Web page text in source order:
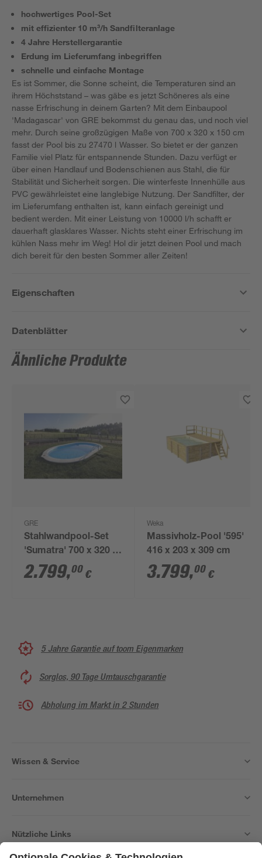
hochwertiges Pool-Set
mit effizienter 10 m³/h Sandfilteranlage
4 Jahre Herstellergarantie
Erdung im Lieferumfang inbegriffen
schnelle und einfache Montage
Es ist Sommer, die Sonne scheint, die Temperaturen sind an
ihrem Höchststand – was gäbe es jetzt Schöneres als eine
nasse Erfrischung in deinem Garten? Mit dem Einbaupool
'Madagascar' von GRE bekommst du genau das, und noch viel
mehr. Durch seine großzügigen Maße von 700 x 320 x 150 cm
fasst der Pool bis zu 27470 l Wasser. So bietet er der ganzen
Familie viel Platz für entspannende Stunden. Dazu verfügt er
über einen Handlauf und Bodenschienen aus Stahl, die für
Stabilität und Sicherheit sorgen. Die winterfeste Innenhülle aus
PVC gewährleistet eine langlebige Nutzung. Der Sandfilter, der
im Lieferumfang enthalten ist, kann einfach gereinigt und
bedient werden. Mit einer Leistung von 10000 l/h schafft er
dauerhaft glasklares Wasser. Nichts steht einer Erfrischung im
kühlen Nass mehr im Weg! Hol dir jetzt deinen Pool und mach
dich bereit für den besten Sommer aller Zeiten!
Eigenschaften
Datenblätter
Ähnliche Produkte
GRE
Stahlwandpool-Set
'Sumatra' 700 x 320 x
120 cm mit Trittleiter
und Sandfilteranlage
2.799,00 €
Weka
Massivholz-Pool '595'
416 x 203 x 309 cm
3.799,00 €
5 Jahre Garantie auf toom Eigenmarken
Sorglos, 90 Tage Umtauschgarantie
Abholung im Markt in 2 Stunden
Wissen & Service
Unternehmen
Nützliche Links